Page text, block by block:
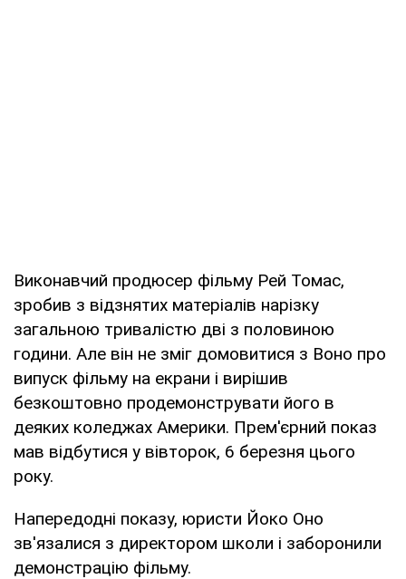
Виконавчий продюсер фільму Рей Томас,
зробив з відзнятих матеріалів нарізку
загальною тривалістю дві з половиною
години. Але він не зміг домовитися з Воно про
випуск фільму на екрани і вирішив
безкоштовно продемонструвати його в
деяких коледжах Америки. Прем'єрний показ
мав відбутися у вівторок, 6 березня цього
року.
Напередодні показу, юристи Йоко Оно
зв'язалися з директором школи і заборонили
демонстрацію фільму.